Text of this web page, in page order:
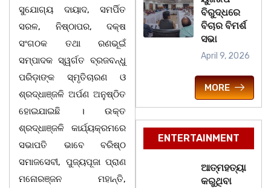
ସୁଯୋଗ୍ୟ ଦାୟାଦ, ସମର୍ପିତ
ସରଳ, ନିଷ୍ଠାପର, ଦକ୍ଷ
ସଂଗଠକ ତଥା ରଣଭୂଇଁ
ସମ୍ପାଦକ ସ୍ୱର୍ଗତ ବ୍ରଜବନ୍ଧୁ
ପରିଡ଼ାଙ୍କ ସ୍ମୃତିଚାରଣ ଓ
ଶ୍ରଦ୍ଧାଞ୍ଜଳି ଅର୍ପଣ ଅନୁଷ୍ଠିତ
ହୋଇଯାଇଛି । ଉକ୍ତ
ଶ୍ରଦ୍ଧାଞ୍ଜଳି କାର୍ଯ୍ୟକ୍ରମରେ
ସଭାପତି ଭାବେ ବରିଷ୍ଠ
ସମାଜସେବୀ, ପୁଜ୍ୟପୂଜା ପ୍ରାଣ
ମନୋରଞ୍ଜନ ମହାନ୍ତି,
ବିରୁଦ୍ଧରେ
ବିଚାର ବିମର୍ଶ
ସଭା
April 9, 2026
MORE
ENTERTAINMENT
ଆତ୍ମହତ୍ୟା
କରୁଥିବା